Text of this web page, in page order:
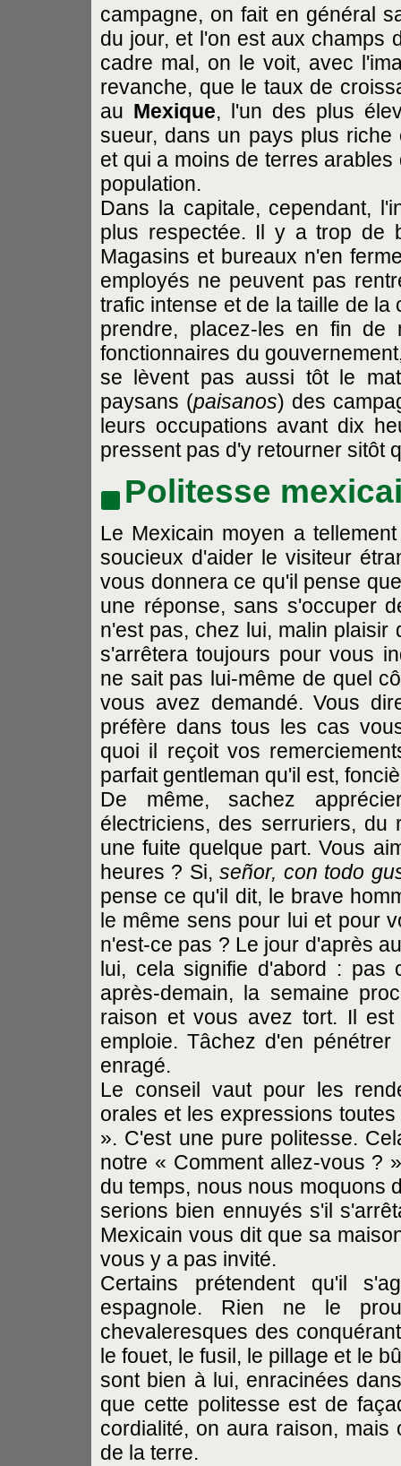
campagne, on fait en général
du jour, et l'on est aux champs
cadre mal, on le voit, avec
revanche, que le taux de
au Mexique, l'un des plus
sueur, dans un pays plus
et qui a moins de terres
population.
Dans la capitale, cependant,
plus respectée. Il y a trop de
Magasins et bureaux n'en
employés ne peuvent pas
trafic intense et de la taille de
prendre, placez-les en fin de
fonctionnaires du
se lèvent pas aussi tôt le
paysans (paisanos) des
leurs occupations avant dix
pressent pas d'y retourner sitôt
Politesse
Le Mexicain moyen a
soucieux d'aider le visiteur
vous donnera ce qu'il pense
une réponse, sans s'occuper
n'est pas, chez lui, malin plaisir
s'arrêtera toujours pour vous
ne sait pas lui-même de quel
vous avez demandé. Vous
préfère dans tous les cas
quoi il reçoit vos
parfait gentleman qu'il est,
De même, sachez
électriciens, des serruriers,
une fuite quelque part. Vous
heures ? Si,señor, con todo
pense ce qu'il dit, le brave
le même sens pour lui et pour
n'est-ce pas ? Le jour d'après
lui, cela signifie d'abord :
après-demain, la semaine
raison et vous avez tort. Il
emploie. Tâchez d'en
enragé.
Le conseil vaut pour les
orales et les expressions
». C'est une pure politesse.
notre « Comment allez-vous ?
du temps, nous nous moquons
serions bien ennuyés s'il
Mexicain vous dit que sa
vous y a pas invité.
Certains prétendent qu'il
espagnole. Rien ne le
chevaleresques des
le fouet, le fusil, le pillage et le
sont bien à lui, enracinées
que cette politesse est de
cordialité, on aura raison,
de la terre.